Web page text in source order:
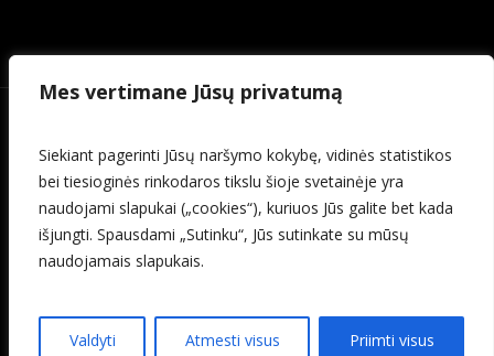
Mes vertimane Jūsų privatumą
Siekiant pagerinti Jūsų naršymo kokybę, vidinės statistikos
bei tiesioginės rinkodaros tikslu šioje svetainėje yra
naudojami slapukai („cookies“), kuriuos Jūs galite bet kada
išjungti. Spausdami „Sutinku“, Jūs sutinkate su mūsų
naudojamais slapukais.
Valdyti Atmesti visus Priimti visus
© 2026 Baisogalos kultūros centras